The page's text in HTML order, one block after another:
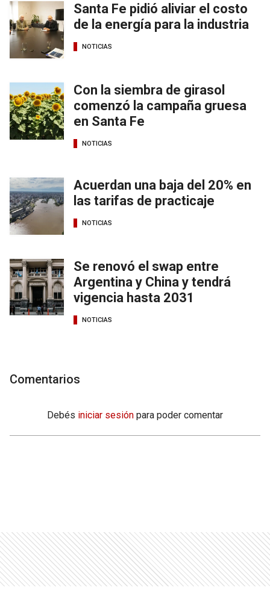
Santa Fe pidió aliviar el costo
de la energía para la industria
NOTICIAS
Con la siembra de girasol
comenzó la campaña gruesa
en Santa Fe
NOTICIAS
Acuerdan una baja del 20% en
las tarifas de practicaje
NOTICIAS
Se renovó el swap entre
Argentina y China y tendrá
vigencia hasta 2031
NOTICIAS
Comentarios
Debés iniciar sesión para poder comentar